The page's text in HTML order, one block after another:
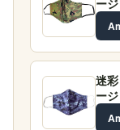
ー
迷
ー